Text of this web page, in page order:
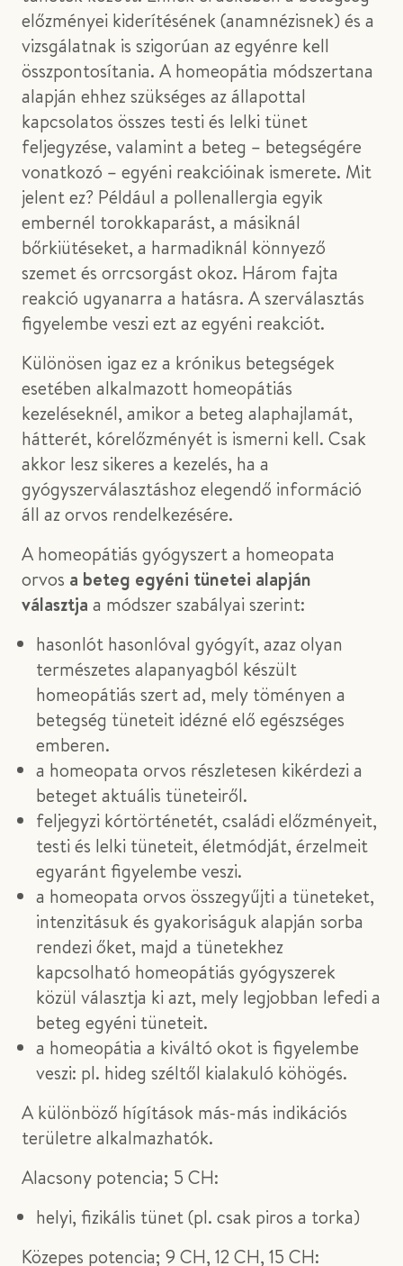
előzményei kiderítésének (anamnézisnek) és a
vizsgálatnak is szigorúan az egyénre kell
összpontosítania. A homeopátia módszertana
alapján ehhez szükséges az állapottal
kapcsolatos összes testi és lelki tünet
feljegyzése, valamint a beteg – betegségére
vonatkozó – egyéni reakcióinak ismerete. Mit
jelent ez? Például a pollenallergia egyik
embernél torokkaparást, a másiknál
bőrkiütéseket, a harmadiknál könnyező
szemet és orrcsorgást okoz. Három fajta
reakció ugyanarra a hatásra. A szerválasztás
figyelembe veszi ezt az egyéni reakciót.
Különösen igaz ez a krónikus betegségek
esetében alkalmazott homeopátiás
kezeléseknél, amikor a beteg alaphajlamát,
hátterét, kórelőzményét is ismerni kell. Csak
akkor lesz sikeres a kezelés, ha a
gyógyszerválasztáshoz elegendő információ
áll az orvos rendelkezésére.
A homeopátiás gyógyszert a homeopata
orvos a beteg egyéni tünetei alapján
választja a módszer szabályai szerint:
hasonlót hasonlóval gyógyít, azaz olyan
természetes alapanyagból készült
homeopátiás szert ad, mely töményen a
betegség tüneteit idézné elő egészséges
emberen.
a homeopata orvos részletesen kikérdezi a
beteget aktuális tüneteiről.
feljegyzi kórtörténetét, családi előzményeit,
testi és lelki tüneteit, életmódját, érzelmeit
egyaránt figyelembe veszi.
a homeopata orvos összegyűjti a tüneteket,
intenzitásuk és gyakoriságuk alapján sorba
rendezi őket, majd a tünetekhez
kapcsolható homeopátiás gyógyszerek
közül választja ki azt, mely legjobban lefedi a
beteg egyéni tüneteit.
a homeopátia a kiváltó okot is figyelembe
veszi: pl. hideg széltől kialakuló köhögés.
A különböző hígítások más-más indikációs
területre alkalmazhatók.
Alacsony potencia; 5 CH:
helyi, fizikális tünet (pl. csak piros a torka)
Közepes potencia; 9 CH, 12 CH, 15 CH: